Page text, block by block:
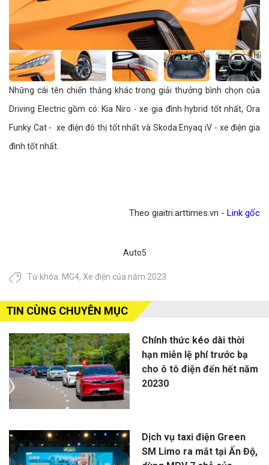
Những cái tên chiến thắng khác trong giải thưởng bình chọn của
Driving Electric gồm có: Kia Niro - xe gia đình hybrid tốt nhất, Ora
Funky Cat - xe điện đô thị tốt nhất và Skoda Enyaq iV - xe điện gia
đình tốt nhất.
Theo giaitri.arttimes.vn - Link gốc
Auto5
Từ khóa: MG4, Xe điện của năm 2023
TIN CÙNG CHUYÊN MỤC
Chính thức kéo dài thời
hạn miễn lệ phí trước bạ
cho ô tô điện đến hết năm
20230
Dịch vụ taxi điện Green
SM Limo ra mắt tại Ấn Độ,